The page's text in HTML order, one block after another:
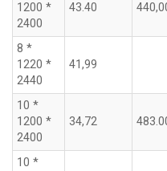
1200 *
2400
43.40
8 *
1220 *
2440
41,99
10 *
1200 *
2400
34,72
10 *